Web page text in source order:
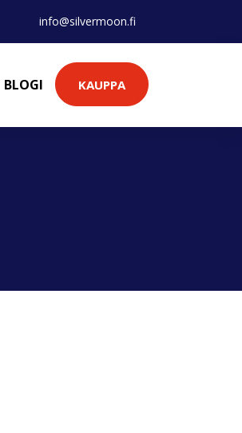
info@silvermoon.fi
BLOGI KAUPPA